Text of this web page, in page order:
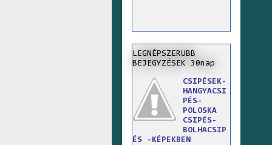
LEGNÉPSZERUBB
BEJEGYZÉSEK 30nap
CSIPÉSEK-
HANGYACSI
PÉS-
POLOSKA
CSIPÉS-
BOLHACSIP
ÉS -KÉPEKBEN